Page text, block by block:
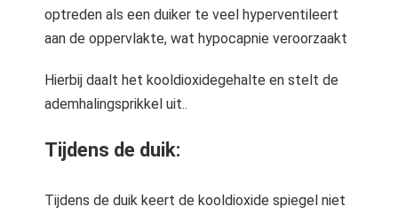
optreden als een duiker te veel hyperventileert
aan de oppervlakte, wat hypocapnie veroorzaakt
Hierbij daalt het kooldioxidegehalte en stelt de
ademhalingsprikkel uit..
Tijdens de duik:
Tijdens de duik keert de kooldioxide spiegel niet